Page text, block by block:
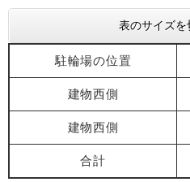
表のサイズを
駐輪場の位置
建物西側
建物西側
合計